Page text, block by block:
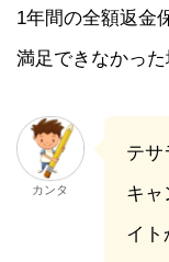
1年間の全額返金
満足できなかった
カンタ
テサ
キャ
イト